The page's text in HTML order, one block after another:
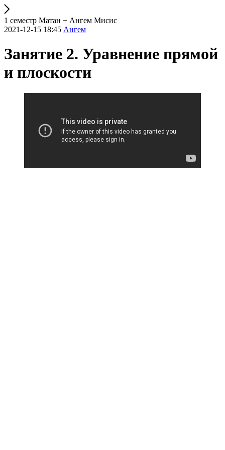
1 семестр Матан + Ангем Мисис
2021-12-15 18:45 Ангем
Занятие 2. Уравнение прямой
и плоскости